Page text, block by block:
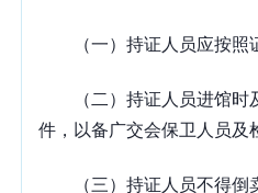
（一）持证人员应按
（二）持证人员进馆
件，以备广交会保卫人员及
（三）持证人员不得